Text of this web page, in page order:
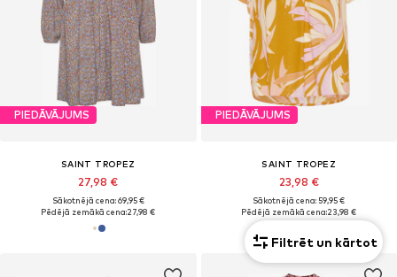
PIEDĀVĀJUMS
SAINT TROPEZ
27,98 €
Sākotnējā cena: 69,95 €
Pēdējā zemākā cena:27,98 €
PIEDĀVĀJUMS
SAINT TROPEZ
23,98 €
Sākotnējā cena: 59,95 €
Pēdējā zemākā cena:23,98 €
Filtrēt un kārtot